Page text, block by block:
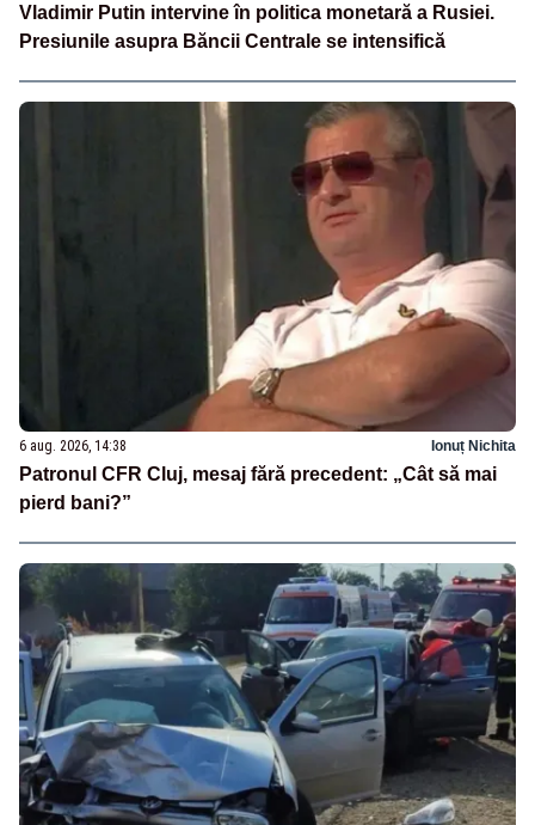
Vladimir Putin intervine în politica monetară a Rusiei.
Presiunile asupra Băncii Centrale se intensifică
6 aug. 2026, 14:38 Ionuț Nichita
Patronul CFR Cluj, mesaj fără precedent: „Cât să mai
pierd bani?”